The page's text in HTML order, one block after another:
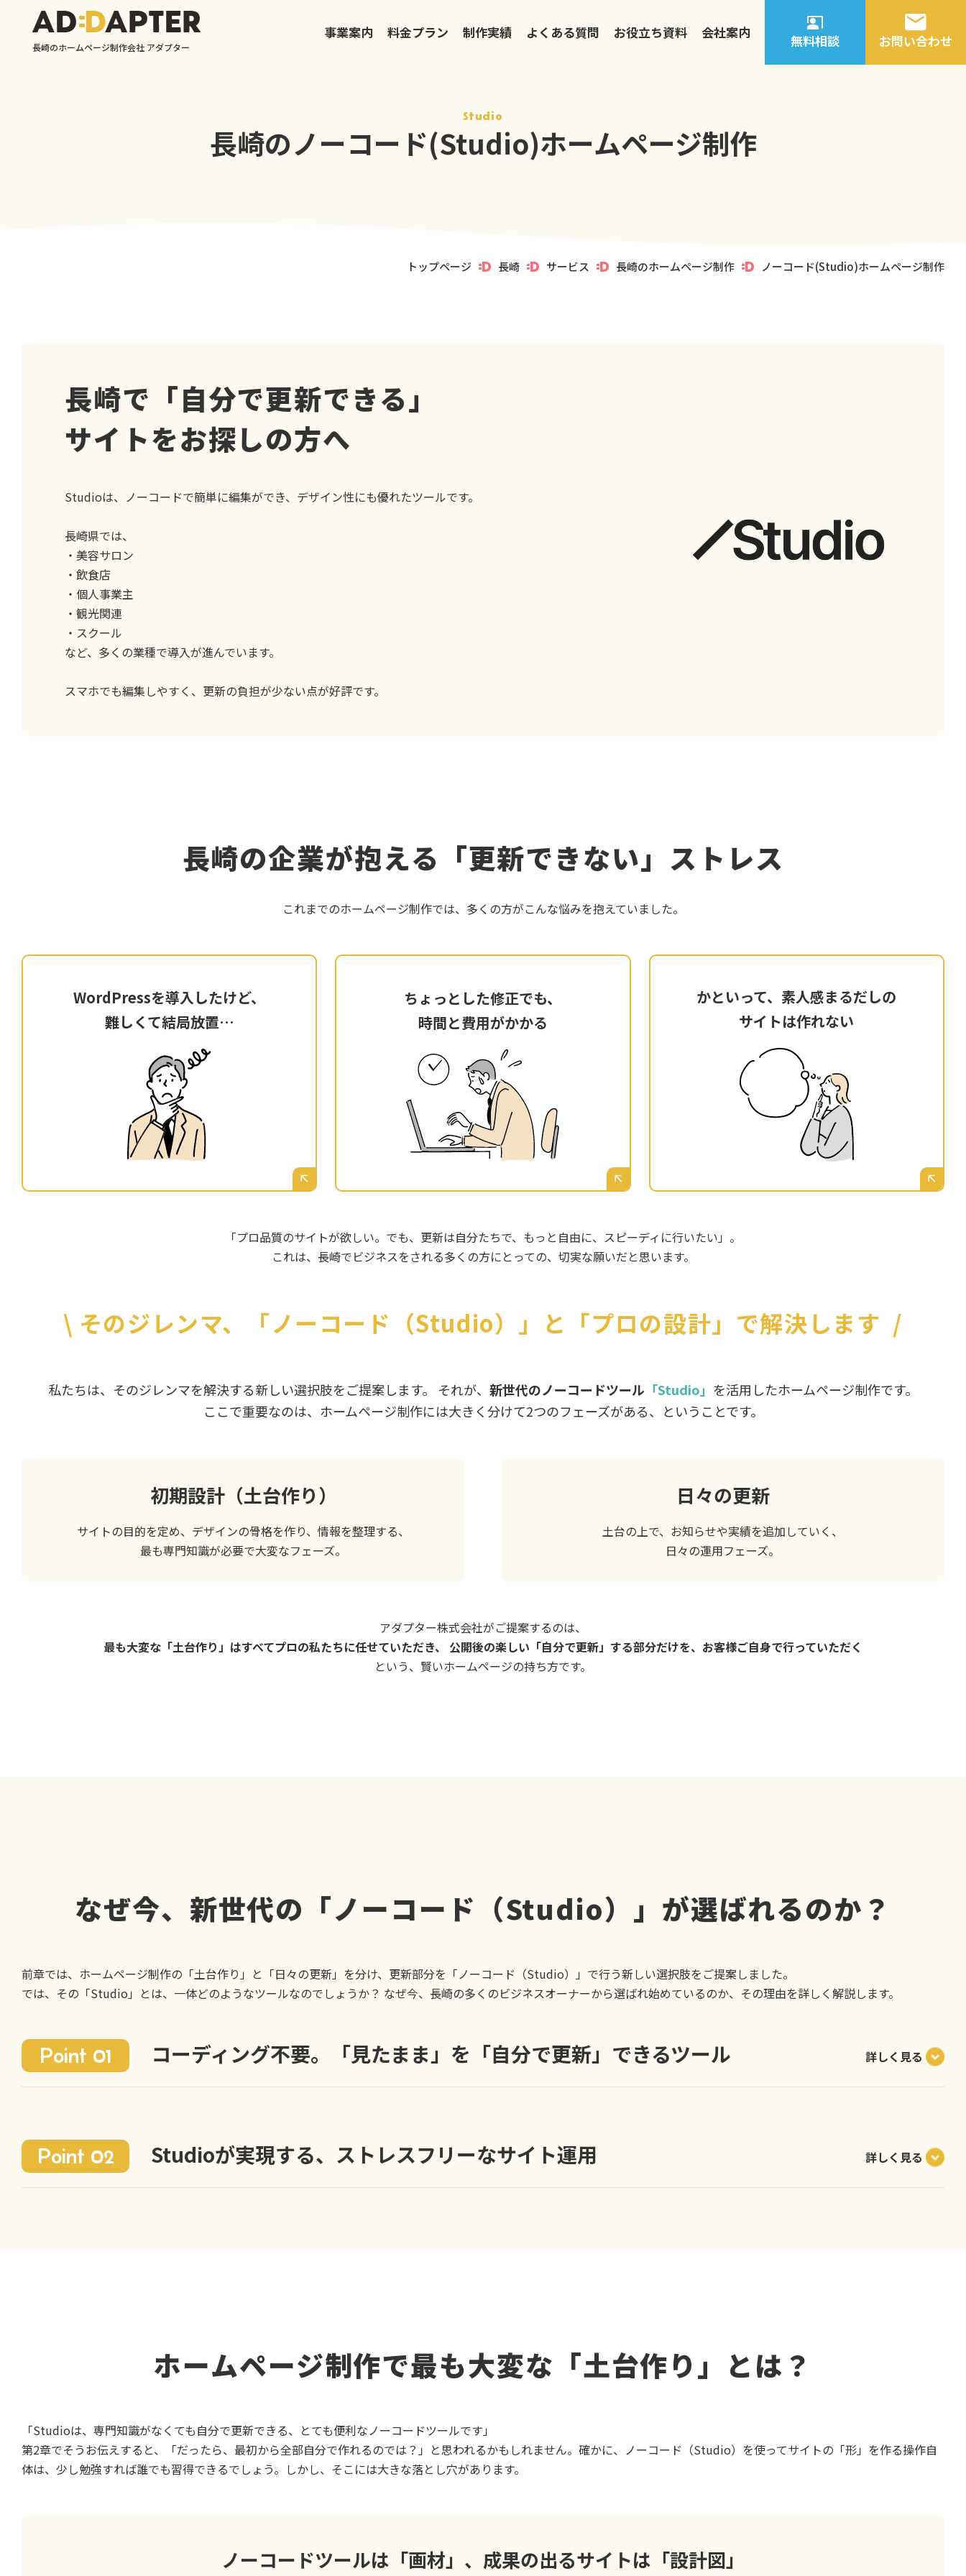
長崎のホームページ制作会社 アダプター
事業案内 料金プラン 制作実績 よくある質問 お役立ち資料 会社案内 無料相談 お問い合わせ
Studio
長崎のノーコード(Studio)ホームページ制作
トップページ 長崎 サービス 長崎のホームページ制作 ノーコード(Studio)ホームページ制作
長崎で「自分で更新できる」
サイトをお探しの方へ
Studioは、ノーコードで簡単に編集ができ、デザイン性にも優れたツールです。
長崎県では、
・美容サロン
・飲食店
・個人事業主
・観光関連
・スクール
など、多くの業種で導入が進んでいます。
スマホでも編集しやすく、更新の負担が少ない点が好評です。
長崎の企業が抱える「更新できない」ストレス
これまでのホームページ制作では、多くの方がこんな悩みを抱えていました。
WordPressを導入したけど、
難しくて結局放置…
WordPressを導入したけど、
難しくて結局放置…
「自分で更新できますよ」と言われて
WordPressを導入したものの、いざ管理画面を
開くと専門用語だらけ。どこを触ればいいか分
からず、結局更新が止まってしまっている。
ちょっとした修正でも、
時間と費用がかかる
ちょっとした修正でも、
時間と費用がかかる
メニューの価格を変えたい、営業時間を変更し
たい。そんな簡単な修正ですら制作会社に依頼
が必要で、レスポンスを待つ時間と、都度発生
する修正費用が大きな負担になっている。
かといって、素人感まるだしの
サイトは作れない
かといって、素人感まるだしの
サイトは作れない
無料の作成ツールで自作も考えたが、デザイン
や情報設計がうまくいかず、長崎のお客様から
の信頼を失いかねない「素人っぽい」サイトに
なってしまうのは絶対に避けたい。
「プロ品質のサイトが欲しい。でも、更新は自分たちで、もっと自由に、スピーディに行いたい」。
これは、長崎でビジネスをされる多くの方にとっての、切実な願いだと思います。
\ そのジレンマ、「ノーコード（Studio）」と「プロの設計」で解決します /
私たちは、そのジレンマを解決する新しい選択肢をご提案します。 それが、 新世代のノーコードツール 「Studio」 を活用したホームページ制作です。
ここで重要なのは、ホームページ制作には大きく分けて2つのフェーズがある、ということです。
初期設計（土台作り）
サイトの目的を定め、デザインの骨格を作り、情報を整理する、
最も専門知識が必要で大変なフェーズ。
日々の更新
土台の上で、お知らせや実績を追加していく、
日々の運用フェーズ。
アダプター株式会社がご提案するのは、
最も大変な「土台作り」はすべてプロの私たちに任せていただき、 公開後の楽しい「自分で更新」する部分だけを、お客様ご自身で行っていただく
という、賢いホームページの持ち方です。
なぜ今、新世代の「ノーコード（Studio）」が選ばれるのか？
前章では、ホームページ制作の「土台作り」と「日々の更新」を分け、更新部分を「ノーコード（Studio）」で行う新しい選択肢をご提案しました。
では、その「Studio」とは、一体どのようなツールなのでしょうか？ なぜ今、長崎の多くのビジネスオーナーから選ばれ始めているのか、その理由を詳しく解説します。
Point 01 コーディング不要。「見たまま」を「自分で更新」できるツール 詳しく見る
Point 02 Studioが実現する、ストレスフリーなサイト運用 詳しく見る
ホームページ制作で最も大変な「土台作り」とは？
「Studioは、専門知識がなくても自分で更新できる、とても便利なノーコードツールです」
第2章でそうお伝えすると、「だったら、最初から全部自分で作れるのでは？」と思われるかもしれません。確かに、ノーコード（Studio）を使ってサイトの「形」を作る操作自
体は、少し勉強すれば誰でも習得できるでしょう。しかし、そこには大きな落とし穴があります。
ノーコードツールは「画材」、成果の出るサイトは「設計図」